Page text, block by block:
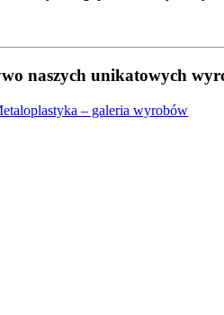
naszych unikatowych